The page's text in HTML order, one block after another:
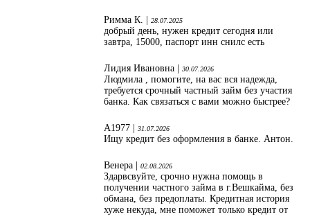
Римма К. | 28.07.2025
добрый день, нужен кредит сегодня или
завтра, 15000, паспорт инн снилс есть
Лидия Ивановна | 30.07.2026
Людмила , помогите, на вас вся надежда,
требуется срочный частный займ без участия
банка. Как связаться с вами можно быстрее?
А1977 | 31.07.2026
Ищу кредит без оформления в банке. Антон.
Венера | 02.08.2026
Здарвсвуйте, срочно нужна помощь в
получении частного займа в г.Вешкайма, без
обмана, без предоплаты. Кредитная история
хуже некуда, мне поможет только кредит от